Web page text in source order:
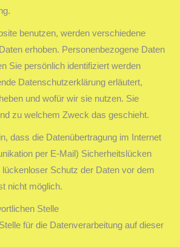
benutzen, werden verschiedene
erhoben. Personenbezogene Daten
Sie persönlich identifiziert werden
Datenschutzerklärung erläutert,
und wofür wir sie nutzen. Sie
zu welchem Zweck das geschieht.
dass die Datenübertragung im Internet
per E-Mail) Sicherheitslücken
Schutz der Daten vor dem
nicht möglich.
Stelle
für die Datenverarbeitung auf dieser